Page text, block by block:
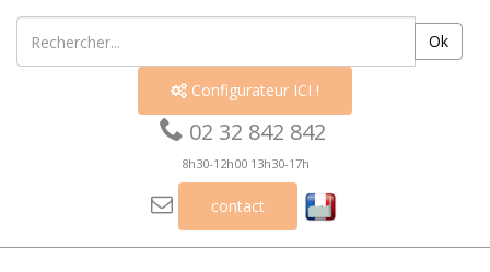
Ok
 Configurateur ICI !
 02 32 842 842
8h30-12h00 13h30-17h
 contact